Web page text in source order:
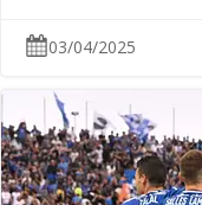
03/04/2025